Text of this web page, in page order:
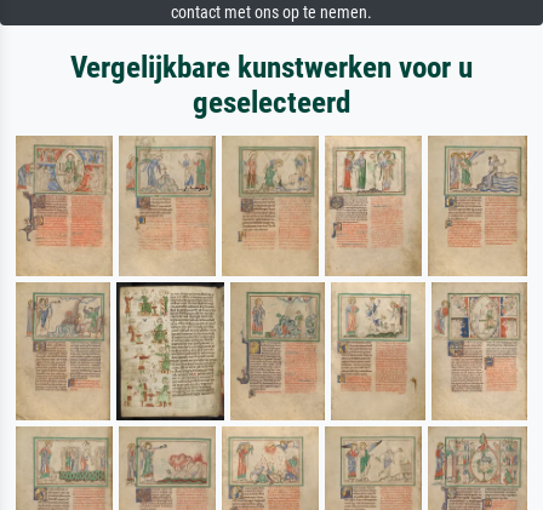
contact met ons op te nemen.
Vergelijkbare kunstwerken voor u
geselecteerd